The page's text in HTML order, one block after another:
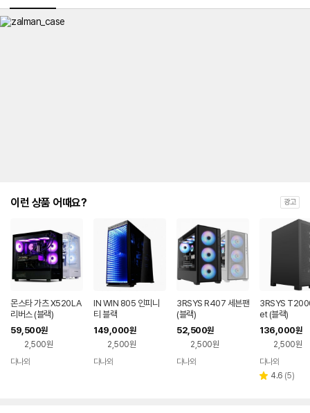
이런 상품 어때요? 광고
몬스타 가츠 X520LA
리버스 (블랙)
59,500원
2,500원
다나와
IN WIN 805 인피니
티 블랙
149,000원
2,500원
다나와
3RSYS R407 세븐팬
(블랙)
52,500원
2,500원
다나와
3RSYS
et (블랙)
136,000원
2,500원
페이
다나와
별 4.6 리
(5)